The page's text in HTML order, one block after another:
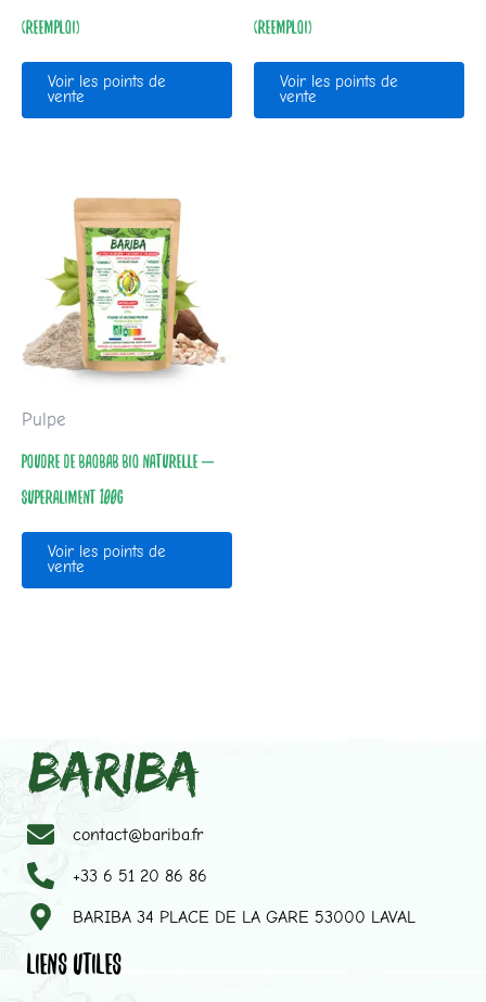
(REEMPLOI)
Voir les points de
vente
(REEMPLOI)
Voir les points de
vente
Pulpe
POUDRE DE BAOBAB BIO NATURELLE –
SUPERALIMENT 100G
Voir les points de
vente
contact@bariba.fr
+33 6 51 20 86 86
BARIBA 34 PLACE DE LA GARE 53000 LAVAL
LIENS UTILES